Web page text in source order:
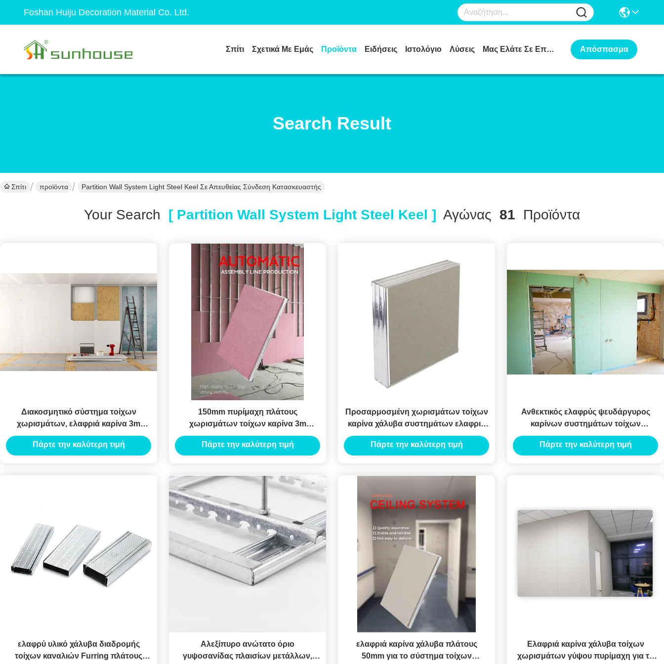
Foshan Huiju Decoration Material Co. Ltd.
Σπίτι Σχετικά Με Εμάς Προϊόντα Ειδήσεις Ιστολόγιο Λύσεις Μας Ελάτε Σε Επαφή Με Απόσπασμα
Search Result
Σπίτι προϊόντα Partition Wall System Light Steel Keel Σε Απευθείας Σύνδεση Κατασκευαστής
Your Search [ Partition Wall System Light Steel Keel ] Αγώνας 81 Προϊόντα
Διακοσμητικό σύστημα τοίχων
χωρισμάτων, ελαφριά καρίνα 3m
χάλυβα cOem μήκους
Πάρτε την καλύτερη τιμή
150mm πυρίμαχη πλάτους
χωρισμάτων τοίχων καρίνα 3m
χάλυβα συστημάτων ελαφριά μήκος
Πάρτε την καλύτερη τιμή
Προσαρμοσμένη χωρισμάτων τοίχων
καρίνα χάλυβα συστημάτων ελαφριά
αλεξίπυρη για το ανώτατο σύστημα
Πάρτε την καλύτερη τιμή
Ανθεκτικός ελαφρύς ψευδάργυρος
καρίνων συστημάτων τοίχων
χωρισμάτων χάλυβα νερού που
ντύνεται
Πάρτε την καλύτερη τιμή
ελαφρύ υλικό χάλυβα διαδρομής
τοίχων καναλιών Furring πλάτους
Αλεξίπυρο ανώτατο όριο
γυψοσανίδας πλαισίων μετάλλων,
ελαφριά καρίνα χάλυβα πλάτους
50mm για το σύστημα τοίχων
Ελαφριά καρίνα χάλυβα τοίχων
χωρισμάτων γύψου πυρίμαχη για τα